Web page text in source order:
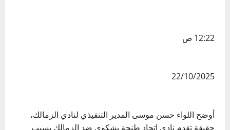
12:22 ص
22/10/2025
أوضح اللواء حسن موسى المدير التنفيذي لنادي الزمالك،
حقيقة تقدم نادي اتحاد طنجة بشكوى ضد الزمالك بسبب